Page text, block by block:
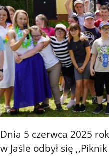
Dnia 5 czerwca 2025
w Jaśle odbył się